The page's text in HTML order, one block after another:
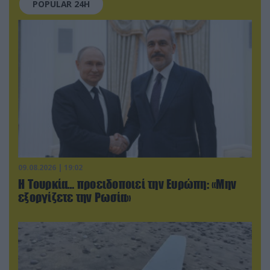
POPULAR 24H
09.08.2026 | 19:02
Η Τουρκία… προειδοποιεί την Ευρώπη: «Μην
εξοργίζετε την Ρωσία»